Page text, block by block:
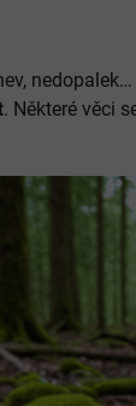
. Některé věci